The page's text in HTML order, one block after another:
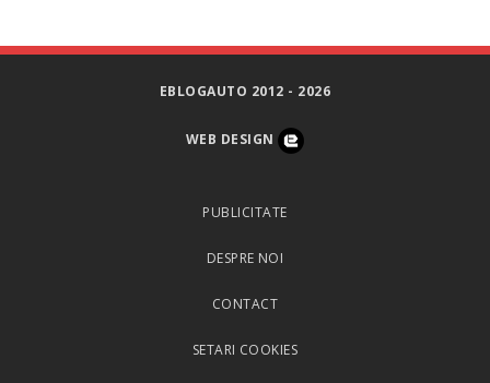
EBLOGAUTO 2012 - 2026
WEB DESIGN
PUBLICITATE
DESPRE NOI
CONTACT
SETARI COOKIES